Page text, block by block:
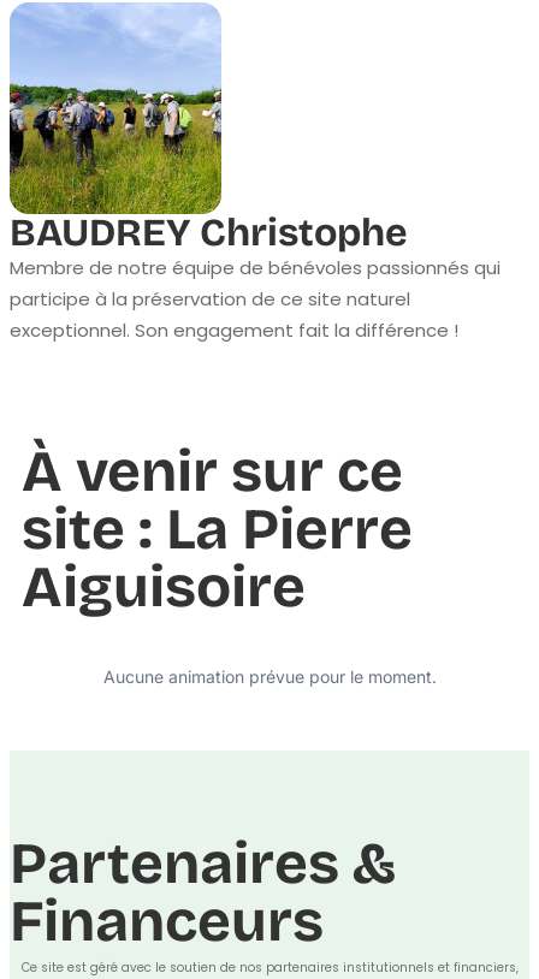
BAUDREY Christophe
Membre de notre équipe de bénévoles passionnés qui
participe à la préservation de ce site naturel
exceptionnel. Son engagement fait la différence !
À venir sur ce
site : La Pierre
Aiguisoire
Aucune animation prévue pour le moment.
Partenaires &
Financeurs
Ce site est géré avec le soutien de nos partenaires institutionnels et financiers,